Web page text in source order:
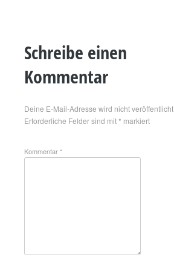
Schreibe einen
Kommentar
Deine E-Mail-Adresse wird nicht veröffentlicht.
Erforderliche Felder sind mit* markiert
Kommentar*